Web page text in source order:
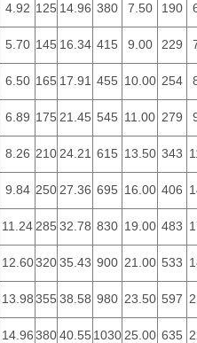
4.92 125 14.96 380 7.50 190
5.70 145 16.34 415 9.00 229
6.50 165 17.91 455 10.00 254
6.89 175 21.45 545 11.00 279
8.26 210 24.21 615 13.50 343
9.84 250 27.36 695 16.00 406
11.24 285 32.78 830 19.00 483
12.60320 35.43 900 21.00 533
13.98 355 38.58 980 23.50 597
14.96 380 40.55 1030 25.00 635